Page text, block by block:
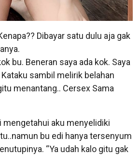
Dibayar satu dulu aja gak
bu. Beneran saya ada kok. Saya
Kataku sambil melirik belahan
menantang.. Cersex Sama
mengetahui aku menyelidiki
bu edi hanya tersenyum
“Ya udah kalo gitu gak